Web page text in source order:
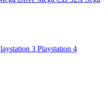
3 Playstation 4